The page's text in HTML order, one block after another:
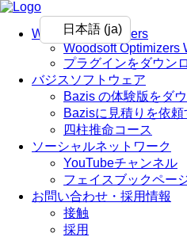
Woodsoft Optimizers
Woodsoft Optimizers
プラグインをダウン
バジスソフトウェア
Bazis の体験版をダ
Bazisに見積りを依頼
四柱推命コース
ソーシャルネットワーク
YouTubeチャンネル
フェイスブックペー
お問い合わせ・採用情報
接触
採用
日本語 (ja)